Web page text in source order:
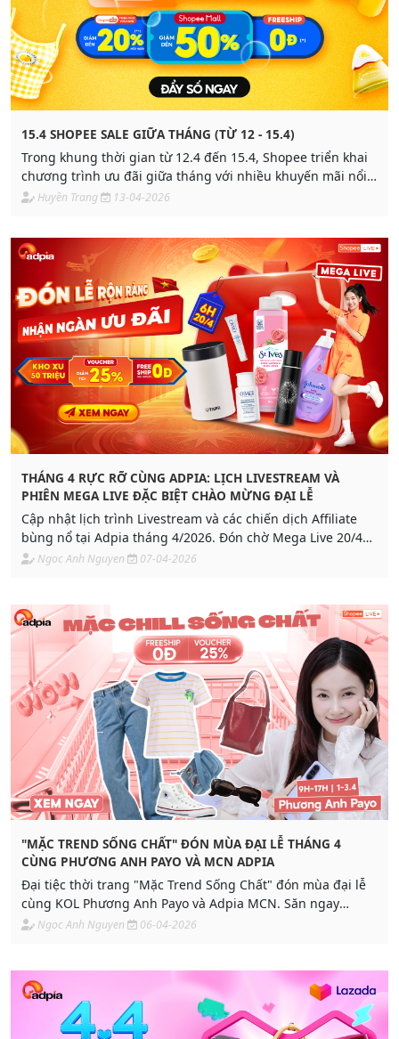
15.4 SHOPEE SALE GIỮA THÁNG (TỪ 12 - 15.4)
Trong khung thời gian từ 12.4 đến 15.4, Shopee triển khai
chương trình ưu đãi giữa tháng với nhiều khuyến mãi nổi
bật, giúp người mua tiết kiệm chi phí và người bán tăng
Huyền Trang 13-04-2026
THÁNG 4 RỰC RỠ CÙNG ADPIA: LỊCH LIVESTREAM VÀ
PHIÊN MEGA LIVE ĐẶC BIỆT CHÀO MỪNG ĐẠI LỄ
Cập nhật lịch trình Livestream và các chiến dịch Affiliate
bùng nổ tại Adpia tháng 4/2026. Đón chờ Mega Live 20/4
mừng đại lễ với Voucher 25% và 80+ chiến dịch hoa hồng
Ngoc Anh Nguyen 07-04-2026
"MẶC TREND SỐNG CHẤT" ĐÓN MÙA ĐẠI LỄ THÁNG 4
CÙNG PHƯƠNG ANH PAYO VÀ MCN ADPIA
Đại tiệc thời trang "Mặc Trend Sống Chất" đón mùa đại lễ
cùng KOL Phương Anh Payo và Adpia MCN. Săn ngay
Voucher 25% cùng loạt deal chào hè từ Coolmate, Calie
Ngoc Anh Nguyen 06-04-2026